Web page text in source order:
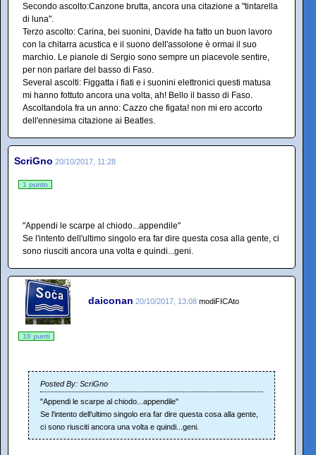
Secondo ascolto:Canzone brutta, ancora una citazione a "tintarella
di luna".
Terzo ascolto: Carina, bei suonini, Davide ha fatto un buon lavoro
con la chitarra acustica e il suono dell'assolone è ormai il suo
marchio. Le pianole di Sergio sono sempre un piacevole sentire,
per non parlare del basso di Faso.
Several ascolti: Figgatta i fiati e i suonini elettronici questi matusa
mi hanno fottuto ancora una volta, ah! Bello il basso di Faso.
Ascoltandola fra un anno: Cazzo che figata! non mi ero accorto
dell'ennesima citazione ai Beatles.
ScriGno 20/10/2017, 11:28
1 punto
"Appendi le scarpe al chiodo...appendile"
Se l'intento dell'ultimo singolo era far dire questa cosa alla gente, ci
sono riusciti ancora una volta e quindi...geni.
daiconan 20/10/2017, 13:08 modiFICAto
10 punti
Posted By: ScriGno
"Appendi le scarpe al chiodo...appendile"
Se l'intento dell'ultimo singolo era far dire questa cosa alla gente,
ci sono riusciti ancora una volta e quindi...geni.